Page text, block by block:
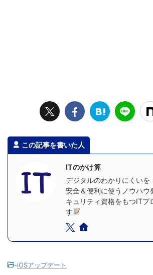
この記事を書いた人
ITのかけ算
デジタルのわかりにくいを
安全＆便利に使うノウハウ
キュリティ資格をもつITプ
す
-iOSアップデート